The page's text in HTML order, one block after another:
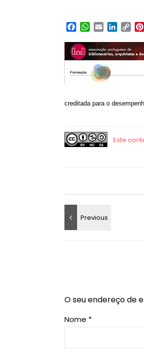
Facebook
WhatsApp
EmailLinkedIn
creditada para o
O seu endereço de
Nome *